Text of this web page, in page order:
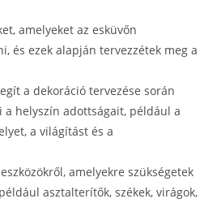
amelyeket az esküvőn
és ezek alapján tervezzétek meg a
a dekoráció tervezése során
a helyszín adottságait, például a
a világítást és a
amelyekre szükségetek
asztalterítők, székek, virágok,